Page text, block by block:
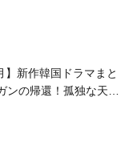
】新作韓国ドラマまと
ンの帰還！孤独な天才